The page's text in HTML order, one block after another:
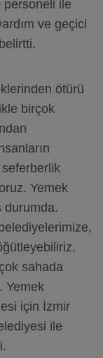
personeli ile
ve geçici
ötürü
birçok
seferberlik
Yemek
durumda.
sahada
Yemek
için İzmir
ile